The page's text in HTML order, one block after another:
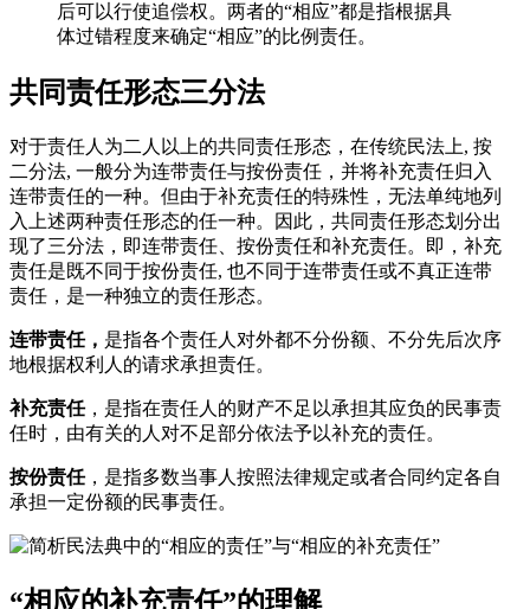
后可以行使追偿权。两者的“相应”都是指根据具
体过错程度来确定“相应”的比例责任。
共同责任形态三分法
对于责任人为二人以上的共同责任形态，在传统民法上, 按
二分法, 一般分为连带责任与按份责任，并将补充责任归入
连带责任的一种。但由于补充责任的特殊性，无法单纯地列
入上述两种责任形态的任一种。因此，共同责任形态划分出
现了三分法，即连带责任、按份责任和补充责任。即，补充
责任是既不同于按份责任, 也不同于连带责任或不真正连带
责任，是一种独立的责任形态。
连带责任， 是指各个责任人对外都不分份额、不分先后次序
地根据权利人的请求承担责任。
补充责任，是指在责任人的财产不足以承担其应负的民事责
任时，由有关的人对不足部分依法予以补充的责任。
按份责任，是指多数当事人按照法律规定或者合同约定各自
承担一定份额的民事责任。
“相应的补充责任”的理解